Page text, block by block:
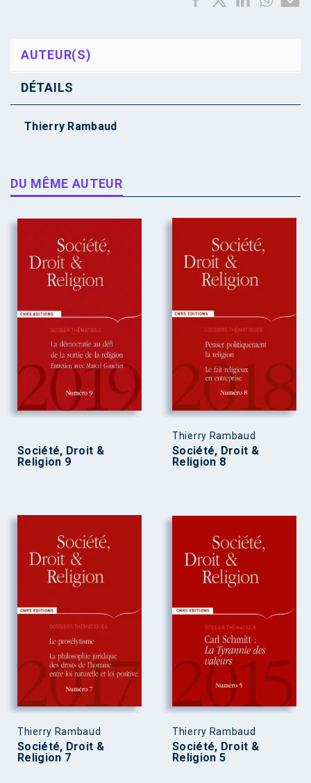
AUTEUR(S)
DÉTAILS
Thierry Rambaud
DU MÊME AUTEUR
Société, Droit &
Religion 9
Thierry Rambaud
Société, Droit &
Religion 8
Thierry Rambaud
Société, Droit &
Religion 7
Thierry Rambaud
Société, Droit &
Religion 5